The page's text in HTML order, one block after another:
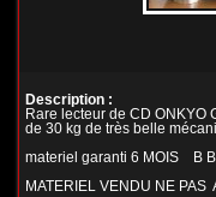
Description :
Rare lecteur de CD ONKYO
de 30 kg de très belle
materiel garanti 6 MOIS B
MATERIEL VENDU NE PAS